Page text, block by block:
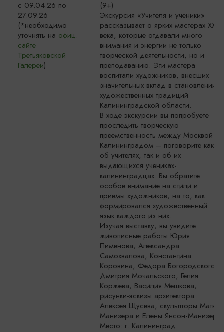
с 09.04.26 по
27.09.26
(*необходимо
уточнять на офиц.
сайте
Третьяковской
Галереи)
(9+)
Экскурсия «Учителя и ученики»
рассказывает о ярких мастерах XX
века, которые отдавали много
внимания и энергии не только
творческой деятельности, но и
преподаванию. Эти мастера
воспитали художников, внесших
значительных вклад в становлении
художественных традиций
Калининградской области.
В ходе экскурсии вы попробуете
проследить творческую
преемственность между Москвой и
Калининградом – поговорите как
об учителях, так и об их
выдающихся учениках-
калининградцах. Вы обратите
особое внимание на стили и
приемы художников, на то, как
формировался художественный
язык каждого из них.
Изучая выставку, вы увидите
живописные работы Юрия
Пименова, Александра
Самохвалова, Константина
Коровина, Фёдора Богородского,
Дмитрия Мочальского, Гелия
Коржева, Василия Мешкова,
рисунки-эскизы архитектора
Алексея Щусева, скульпторы Матвея
Манизера и Елены Янсон-Манизер.
Место: г. Калининград